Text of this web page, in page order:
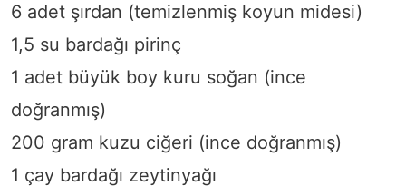
6 adet şırdan (temizlenmiş koyun midesi)
1,5 su bardağı pirinç
1 adet büyük boy kuru soğan (ince
doğranmış)
200 gram kuzu ciğeri (ince doğranmış)
1 çay bardağı zeytinyağı